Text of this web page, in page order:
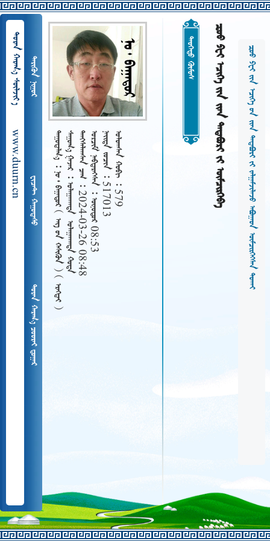
  
www.duurn.cn
 
 
   
 
     
  
        2024-03-26 08:48    08:53   517013   579
                    